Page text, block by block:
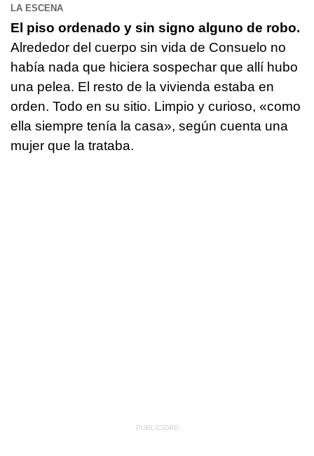
LA ESCENA
El piso ordenado y sin signo alguno de robo.
Alrededor del cuerpo sin vida de Consuelo no
había nada que hiciera sospechar que allí hubo
una pelea. El resto de la vivienda estaba en
orden. Todo en su sitio. Limpio y curioso, «como
ella siempre tenía la casa», según cuenta una
mujer que la trataba.